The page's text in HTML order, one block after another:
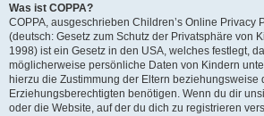
Was ist COPPA?
COPPA, ausgeschrieben Children’s Online Privacy
(deutsch: Gesetz zum Schutz der Privatsphäre von
1998) ist ein Gesetz in den USA, welches festlegt,
möglicherweise persönliche Daten von Kindern
hierzu die Zustimmung der Eltern beziehungsweise
Erziehungsberechtigten benötigen. Wenn du dir
oder die Website, auf der du dich zu registrieren